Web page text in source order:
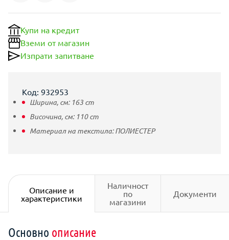
Купи на кредит
Вземи от магазин
Изпрати запитване
Код: 932953
Ширина, см: 163 cm
Височина, см: 110cm
Материал на текстила:ПОЛИЕСТЕР
Описание и
характеристики
Наличност
по
магазини
Документи
Основно описание